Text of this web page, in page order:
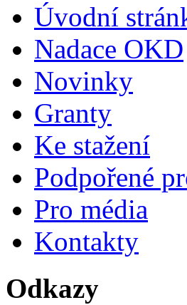
Úvodní
Nadace OKD
Novinky
Granty
Ke stažení
Podpořené
Pro média
Kontakty
Odkazy